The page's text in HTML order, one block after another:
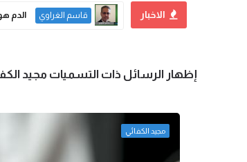
الاخبار قاسم الغراوي الدم
‏إظهار الرسائل ذات التسميات مجيد
مجيد الكفائي